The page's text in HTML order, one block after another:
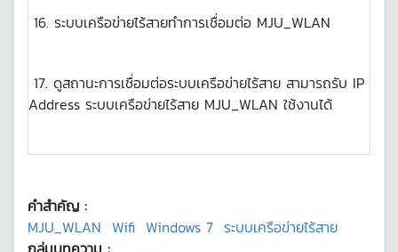
16. ระบบเครือข่ายไร้สายทำการเชื่อมต่อ MJU_WLAN
17. ดูสถานะการเชื่อมต่อระบบเครือข่ายไร้สาย สามารถรับ IP
Address ระบบเครือข่ายไร้สาย MJU_WLAN ใช้งานได้
คำสำคัญ :
MJU_WLAN Wifi Windows 7 ระบบเครือข่ายไร้สาย